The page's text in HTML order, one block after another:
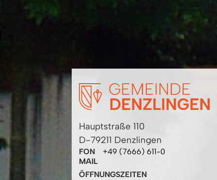
Hauptstraße 110
D-79211 Denzlingen
FON
+49 (7666) 611-0
MAIL
ÖFFNUNGSZEITEN